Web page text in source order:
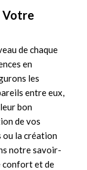
Votre
de chaque
en
les
entre eux,
bon
de vos
ou la création
notre savoir-
confort et de